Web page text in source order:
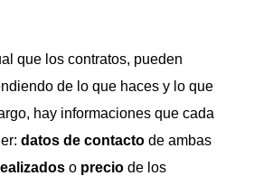
que los contratos, pueden
de lo que haces y lo que
hay informaciones que cada
datos de contactode ambas
o preciode los